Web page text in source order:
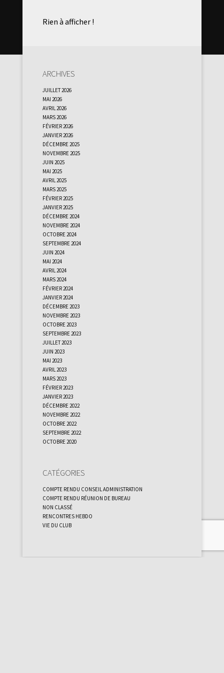
Rien à afficher !
Archives
juillet 2026
mai 2026
avril 2026
mars 2026
février 2026
janvier 2026
décembre 2025
novembre 2025
juin 2025
mai 2025
avril 2025
mars 2025
février 2025
janvier 2025
décembre 2024
novembre 2024
octobre 2024
septembre 2024
juin 2024
mai 2024
avril 2024
mars 2024
février 2024
janvier 2024
décembre 2023
novembre 2023
octobre 2023
septembre 2023
juillet 2023
juin 2023
mai 2023
avril 2023
mars 2023
février 2023
janvier 2023
décembre 2022
novembre 2022
octobre 2022
septembre 2022
octobre 2020
Catégories
Compte rendu Conseil administration
Compte rendu réunion de bureau
Non classé
Rencontres Hebdo
Vie du club